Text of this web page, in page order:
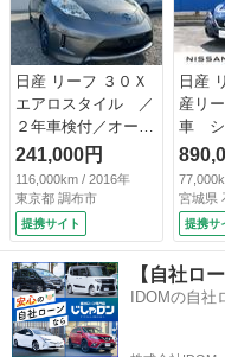
日産 リーフ ３０Ｘ
エアロスタイル ／
２年車検付／オーテ
ックモデル 専用フ
ロントエアロバンパ
ー＋デイライト 専
用１７インチアル
ミ クルコン ＬＥ
Ｄヘッドランプ 純
正ナビ ７セグメン
ト９５％充電時１３
６ｋｍ確認済 （な
し）
241,000円
116,000km / 2016年
東京都 調布市
提携サイト
日産
産リ
車 シ
－ ワ
車 エ
－ブ
グテ
メラ
トロ
ＬＥ
オー
（検
宮城県
提携サ
【自社ロ
IDOMの自